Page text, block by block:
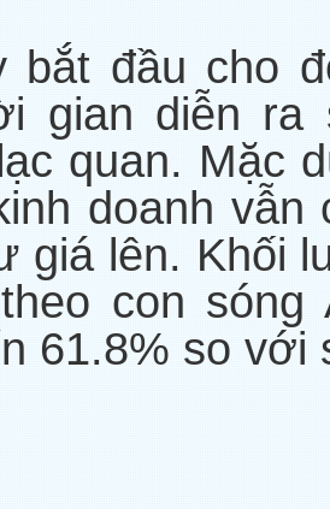
bắt đầu cho
gian diễn
quan. Mặc
doanh
giá lên. Khối
con
61.8% so với